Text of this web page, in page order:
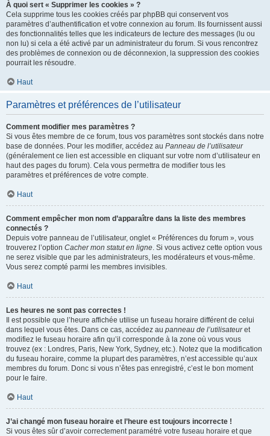
À quoi sert « Supprimer les cookies » ?
Cela supprime tous les cookies créés par phpBB qui conservent vos
paramètres d’authentification et votre connexion au forum. Ils fournissent aussi
des fonctionnalités telles que les indicateurs de lecture des messages (lu ou
non lu) si cela a été activé par un administrateur du forum. Si vous rencontrez
des problèmes de connexion ou de déconnexion, la suppression des cookies
pourrait les résoudre.
Haut
Paramètres et préférences de l’utilisateur
Comment modifier mes paramètres ?
Si vous êtes membre de ce forum, tous vos paramètres sont stockés dans notre
base de données. Pour les modifier, accédez au Panneau de l’utilisateur
(généralement ce lien est accessible en cliquant sur votre nom d’utilisateur en
haut des pages du forum). Cela vous permettra de modifier tous les
paramètres et préférences de votre compte.
Haut
Comment empêcher mon nom d’apparaître dans la liste des membres
connectés ?
Depuis votre panneau de l’utilisateur, onglet « Préférences du forum », vous
trouverez l’option Cacher mon statut en ligne. Si vous activez cette option vous
ne serez visible que par les administrateurs, les modérateurs et vous-même.
Vous serez compté parmi les membres invisibles.
Haut
Les heures ne sont pas correctes !
Il est possible que l’heure affichée utilise un fuseau horaire différent de celui
dans lequel vous êtes. Dans ce cas, accédez au panneau de l’utilisateuret
modifiez le fuseau horaire afin qu’il corresponde à la zone où vous vous
trouvez (ex : Londres, Paris, New York, Sydney, etc.). Notez que la modification
du fuseau horaire, comme la plupart des paramètres, n’est accessible qu’aux
membres du forum. Donc si vous n’êtes pas enregistré, c’est le bon moment
pour le faire.
Haut
J’ai changé mon fuseau horaire et l’heure est toujours incorrecte !
Si vous êtes sûr d’avoir correctement paramétré votre fuseau horaire et que